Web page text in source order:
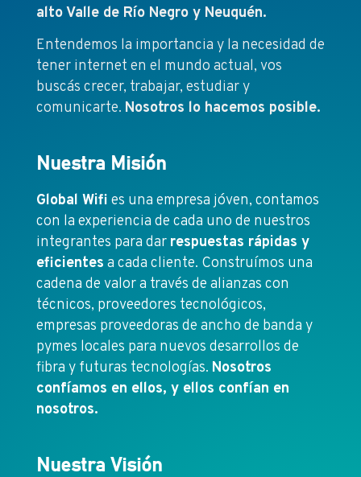
alto Valle de Río Negro y Neuquén.
Entendemos la importancia y la necesidad de
tener internet en el mundo actual, vos
buscás crecer, trabajar, estudiar y
comunicarte. Nosotros lo hacemos posible.
Nuestra Misión
Global Wifi es una empresa jóven, contamos
con la experiencia de cada uno de nuestros
integrantes para dar respuestas rápidas y
eficientes a cada cliente. Construímos una
cadena de valor a través de alianzas con
técnicos, proveedores tecnológicos,
empresas proveedoras de ancho de banda y
pymes locales para nuevos desarrollos de
fibra y futuras tecnologías. Nosotros
confíamos en ellos, y ellos confían en
nosotros.
Nuestra Visión